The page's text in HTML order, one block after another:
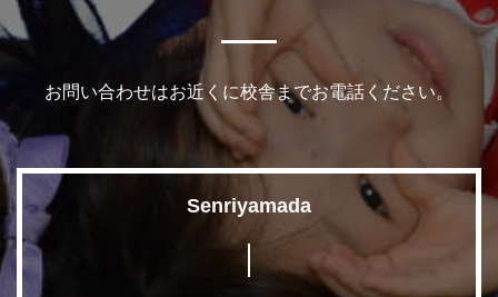
お問い合わせはお近くに校舎までお電話ください。
Senriyamada